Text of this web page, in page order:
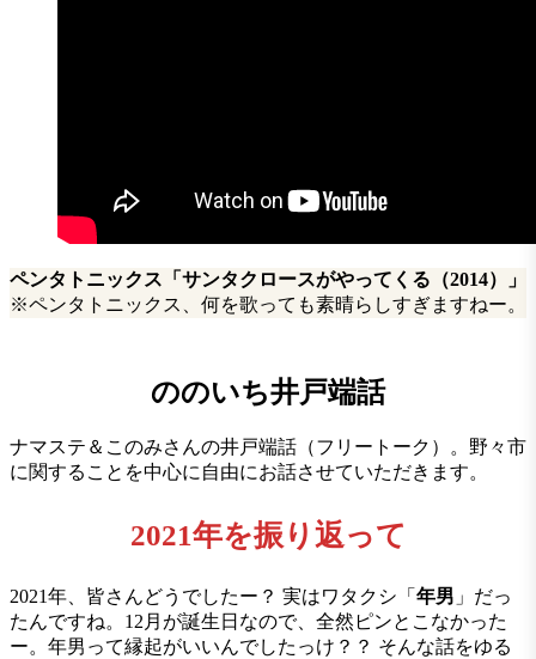
ペンタトニックス 「サンタクロースがやってくる（2014）」
※ペンタトニックス、何を歌っても素晴らしすぎますねー。
ののいち井戸端話
ナマステ＆このみさんの井戸端話（フリートーク）。野々市
に関することを中心に自由にお話させていただきます。
2021年を振り返って
2021年、皆さんどうでしたー？ 実はワタクシ「 年男 」だっ
たんですね。12月が誕生日なので、全然ピンとこなかった
ー。年男って縁起がいいんでしたっけ？？ そんな話をゆる